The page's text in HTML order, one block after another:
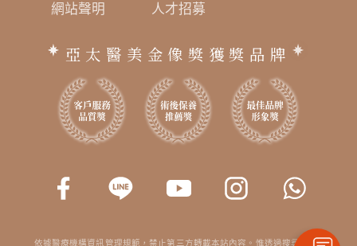
網站聲明 人才招募
亞太醫美金像獎獲獎品牌
依據醫療機構資訊管理規範，禁止第三方轉載本站內容。惟透過搜尋